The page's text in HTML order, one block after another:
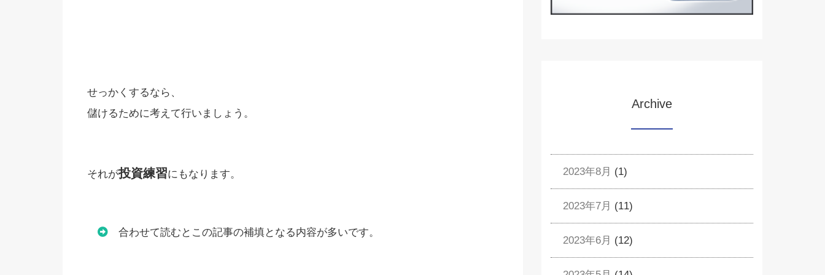
せっかくするなら、
儲けるために考えて行いましょう。
それが投資練習にもなります。
合わせて読むとこの記事の補填となる内容が多いです。
Archive
2023年8月 (1)
2023年7月 (11)
2023年6月 (12)